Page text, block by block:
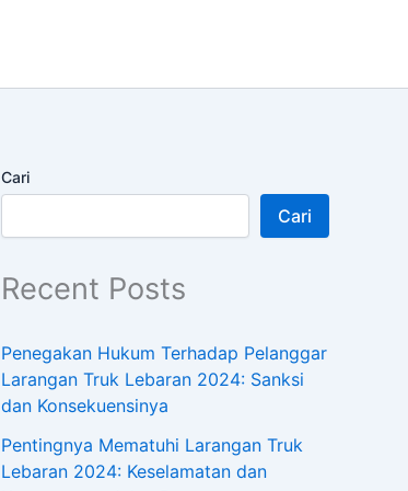
Cari
Cari
Recent Posts
Penegakan Hukum Terhadap Pelanggar
Larangan Truk Lebaran 2024: Sanksi
dan Konsekuensinya
Pentingnya Mematuhi Larangan Truk
Lebaran 2024: Keselamatan dan